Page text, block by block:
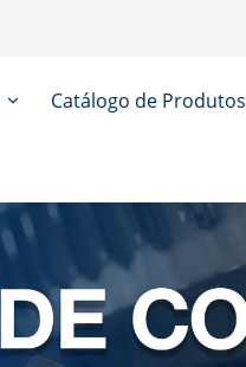
Catálogo de Produtos